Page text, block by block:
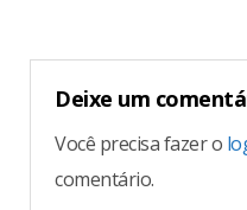
Deixe um
Você precisa fazer o
comentário.